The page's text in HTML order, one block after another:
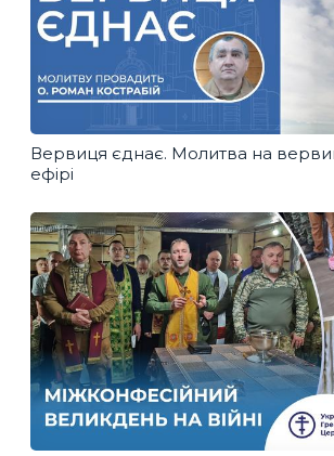
Вервиця єднає. Молитва на
ефірі